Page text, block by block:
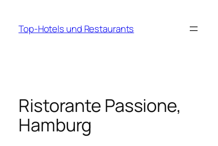
springen
Top-Hotels und Restaurants
Ristorante Passione,
Hamburg